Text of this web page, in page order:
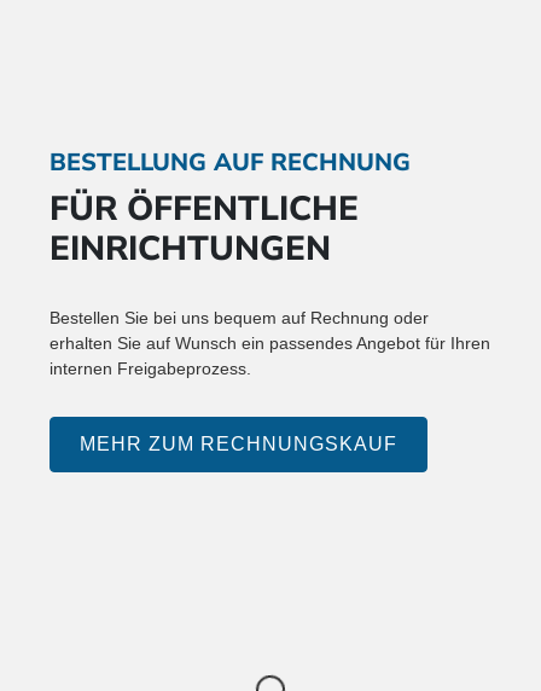
BESTELLUNG AUF RECHNUNG
FÜR ÖFFENTLICHE
EINRICHTUNGEN
Bestellen Sie bei uns bequem auf Rechnung oder
erhalten Sie auf Wunsch ein passendes Angebot für Ihren
internen Freigabeprozess.
MEHR ZUM RECHNUNGSKAUF